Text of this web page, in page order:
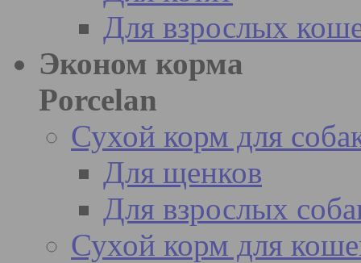
Для взрослых
Эконом корма
Porcelan
Сухой корм для
Для щенков
Для взрослых
Сухой корм для